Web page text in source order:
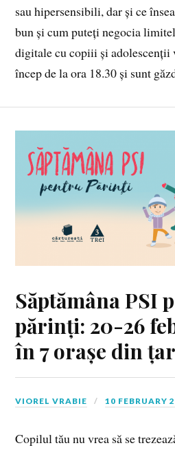
sau hipersensibili, dar și ce
bun și cum puteți negocia
digitale cu copiii și adolescenții
încep de la ora 18.30 și sunt
Săptămâna PSI
părinți: 20-26
în 7 orașe din
VIOREL VRABIE 10 FEBRUARY
Copilul tău nu vrea să se